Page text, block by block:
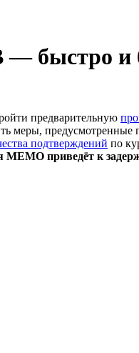
быстро и
предварительную
меры, предусмотренные
подтверждений по
приведёт к